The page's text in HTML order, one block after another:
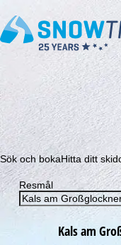
Sök och bokaHitta ditt
Resmål
Kals am